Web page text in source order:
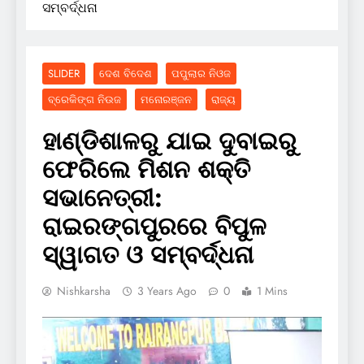
ସମ୍ବର୍ଦ୍ଧନା
SLIDER ଦେଶ ବିଦେଶ
ପପୁଲାର ନିଓଜ
ବ୍ରେକିଙ୍ଗ ନିଉଜ
ମନୋରଞ୍ଜନ ରାଜ୍ୟ
ହାଣ୍ଡିଶାଳରୁ ଯାଇ ଦୁବାଇରୁ
ଫେରିଲେ ମିଶନ ଶକ୍ତି
ସଭାନେତ୍ରୀ:
ରାଇରଙ୍ଗପୁରରେ ବିପୁଳ
ସ୍ୱାଗତ ଓ ସମ୍ବର୍ଦ୍ଧନା
Nishkarsha 3 Years Ago 0 1 Mins